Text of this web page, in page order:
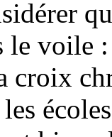
le voile
croix